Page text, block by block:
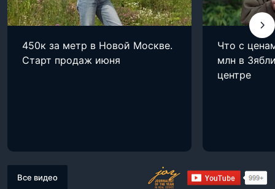
450к за метр в Новой Москве.
Старт продаж июня
Что с
млн в
центре
Все видео